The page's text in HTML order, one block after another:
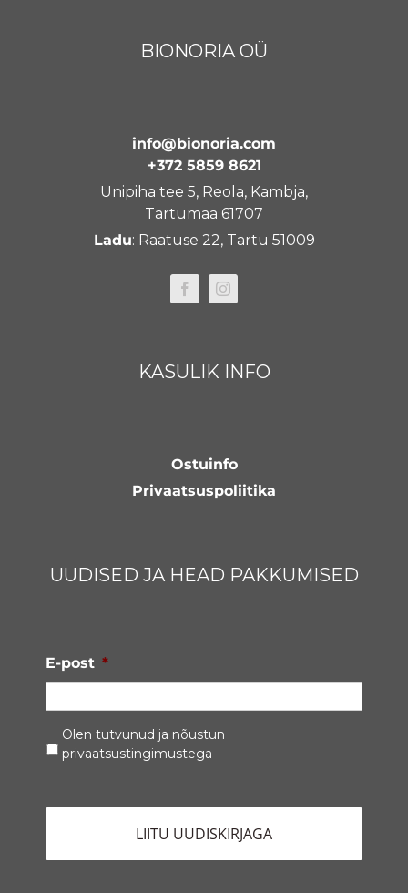
BIONORIA OÜ
info@bionoria.com
+372 5859 8621
Unipiha tee 5, Reola, Kambja,
Tartumaa 61707
Ladu: Raatuse 22, Tartu 51009
KASULIK INFO
Ostuinfo
Privaatsuspoliitika
UUDISED JA HEAD PAKKUMISED
E-post *
Privaatsustingimused *
Olen tutvunud ja nõustun
privaatsustingimustega